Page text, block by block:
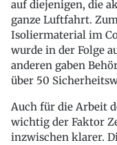
auf diejenigen, die
ganze Luftfahrt.
Isoliermaterial im
wurde in der Folge
anderen gaben
über 50
Auch für die Arbeit
wichtig der Faktor
inzwischen klarer.